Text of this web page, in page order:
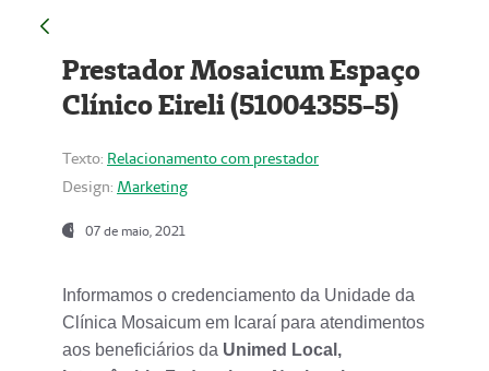
Prestador Mosaicum Espaço
Clínico Eireli (51004355-5)
Texto: Relacionamento com prestador
Design: Marketing
07 de maio, 2021
Informamos o credenciamento da Unidade da
Clínica Mosaicum em Icaraí para atendimentos
aos beneficiários da Unimed Local,